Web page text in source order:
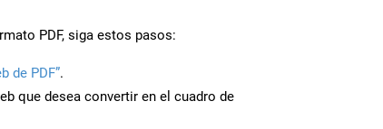
PDF, siga estos pasos:
de PDF”.
que desea convertir en el cuadro de